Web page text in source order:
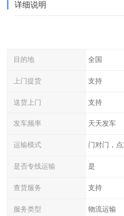
详细说明
目的地 全国
上门提货 支持
送货上门 支持
发车频率 天天发车
运输模式 门对门，
是否专线运输 是
查货服务 支持
服务类型 物流运输